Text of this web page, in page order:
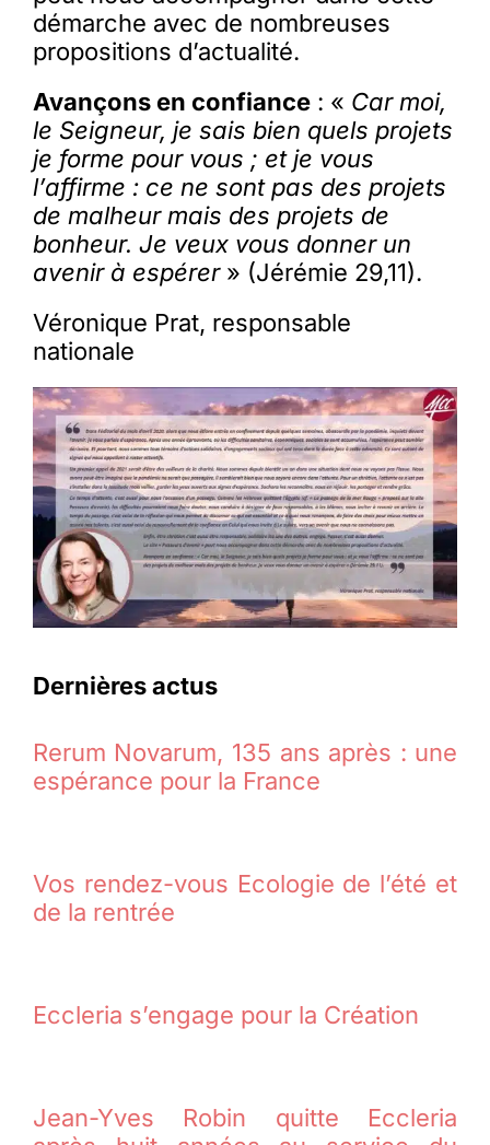
démarche avec de nombreuses
propositions d’actualité.
Avançons en confiance: « Car moi,
le Seigneur, je sais bien quels projets
je forme pour vous ; et je vous
l’affirme : ce ne sont pas des projets
de malheur mais des projets de
bonheur. Je veux vous donner un
avenir à espérer» (Jérémie 29,11).
Véronique Prat, responsable
nationale
Dernières actus
Rerum Novarum, 135 ans après : une
espérance pour la France
Vos rendez-vous Ecologie de l’été et
de la rentrée
Eccleria s’engage pour la Création
Jean-Yves Robin quitte Eccleria